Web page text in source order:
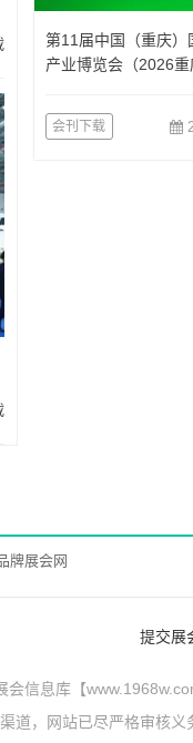
第11届中国（重庆）
产业博览会（2026
会刊下载
牌展会网
提交展
会信息库【
道，网站已尽严格审核